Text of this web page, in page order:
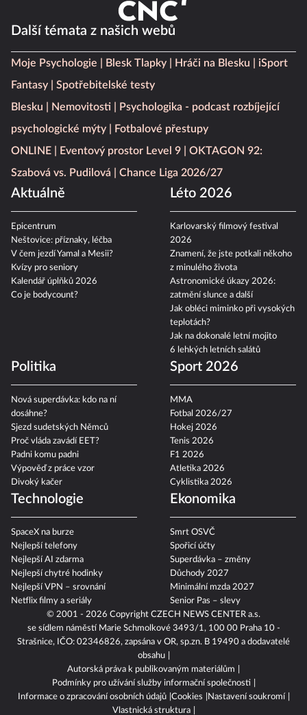
© 2001 - 2026 Copyright CZECH NEWS CENTER a.s.
se sídlem náměstí Marie Schmolkové 3493/1, 100 00 Praha 10 -
Strašnice, IČO: 02346826, zapsána v OR, sp.zn. B 19490 a dodavatelé
obsahu
Autorská práva k publikovaným materiálům
Podmínky pro užívání služby informační společnosti
Informace o zpracování osobních údajů Cookies
Nastavení soukromí
Vlastnická struktura
Další témata z našich webů
Moje Psychologie Blesk Tlapky Hráči na Blesku
iSport
Fantasy
Spotřebitelské testy
Blesku
Nemovitosti
Psychologika - podcast rozbíjející
psychologické mýty
Fotbalové přestupy
ONLINE
Eventový prostor Level 9
OKTAGON 92:
Szabová vs. Pudilová
Chance Liga 2026/27
Aktuálně
Epicentrum
Neštovice: příznaky, léčba
V čem jezdí Yamal a Mesii?
Kvízy pro seniory
Kalendář úplňků 2026
Co je bodycount?
Léto 2026
Karlovarský filmový festival
2026
Znamení, že jste potkali někoho
z minulého života
Astronomické úkazy 2026:
zatmění slunce a další
Jak obléci miminko při vysokých
teplotách?
Jak na dokonalé letní mojito
6 lehkých letních salátů
Politika
Nová superdávka: kdo na ní
dosáhne?
Sjezd sudetských Němců
Proč vláda zavádí EET?
Padni komu padni
Výpověď z práce vzor
Divoký kačer
Sport 2026
MMA
Fotbal 2026/27
Hokej 2026
Tenis 2026
F1 2026
Atletika 2026
Cyklistika 2026
Technologie
SpaceX na burze
Nejlepší telefony
Nejlepší AI zdarma
Nejlepší chytré hodinky
Nejlepší VPN – srovnání
Netflix filmy a seriály
Ekonomika
Smrt OSVČ
Spořicí účty
Superdávka – změny
Důchody 2027
Minimální mzda 2027
Senior Pas – slevy